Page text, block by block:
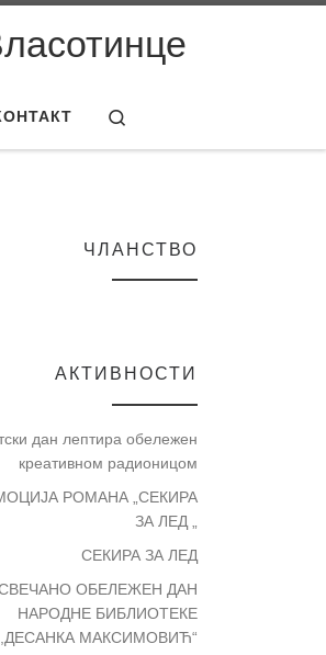
ЧЛАНСТВО
АКТИВНОСТИ
дан лептира обележен
креативном радионицом
РОМАНА „СЕКИРА
ЗА ЛЕД „
СЕКИРА ЗА ЛЕД
ОБЕЛЕЖЕН ДАН
НАРОДНЕ БИБЛИОТЕКЕ
,,ДЕСАНКА МАКСИМОВИЋ“